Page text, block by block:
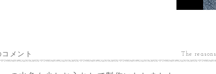
メント The reasons